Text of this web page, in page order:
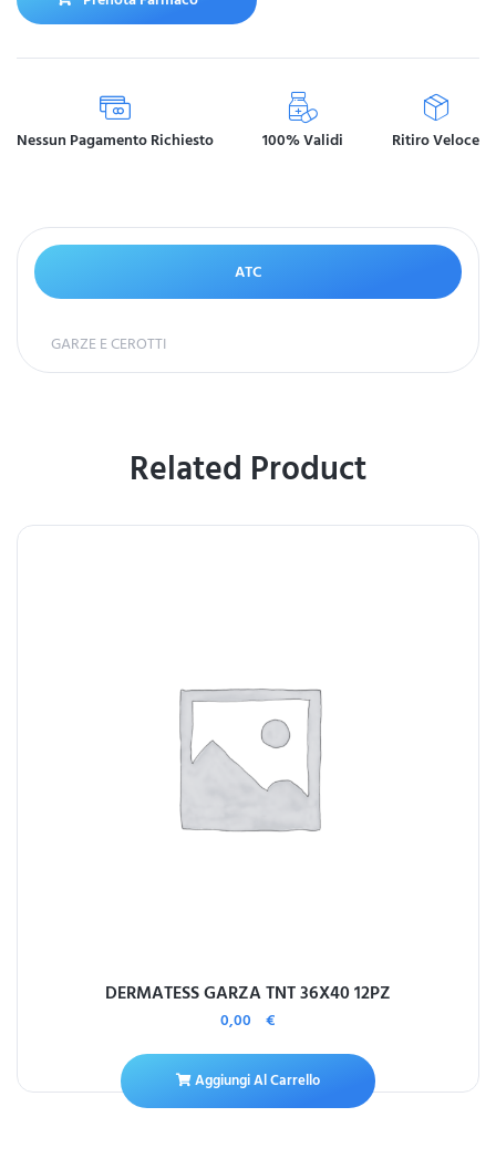
Nessun Pagamento Richiesto 100% Validi Ritiro Veloce
ATC
GARZE E CEROTTI
Related Product
DERMATESS GARZA TNT 36X40 12PZ
0,00 €
Aggiungi Al Carrello